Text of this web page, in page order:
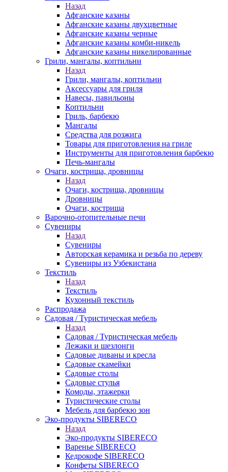
Назад
Афганские казаны
Афганские казаны двухцветные
Афганские казаны черные
Афганские казаны комби-никель
Афганские казаны никелированные
Грили, мангалы, коптильни
Назад
Грили, мангалы, коптильни
Аксессуары для гриля
Навесы, павильоны
Коптильни
Гриль, барбекю
Мангалы
Средства для розжига
Товары для приготовления на гриле
Инструменты для приготовления барбекю
Печь-мангалы
Очаги, кострища, дровницы
Назад
Очаги, кострища, дровницы
Дровницы
Очаги, кострища
Варочно-отопительные печи
Сувениры
Назад
Сувениры
Авторская керамика и резьба по дереву
Сувениры из Узбекистана
Текстиль
Назад
Текстиль
Кухонный текстиль
Распродажа
Садовая / Туристическая мебель
Назад
Садовая / Туристическая мебель
Лежаки и шезлонги
Садовые диваны и кресла
Садовые скамейки
Садовые столы
Садовые стулья
Комоды, этажерки
Туристические столы
Мебель для барбекю зон
Эко-продукты SIBERECO
Назад
Эко-продукты SIBERECO
Варенье SIBERECO
Кедрокофе SIBERECO
Конфеты SIBERECO